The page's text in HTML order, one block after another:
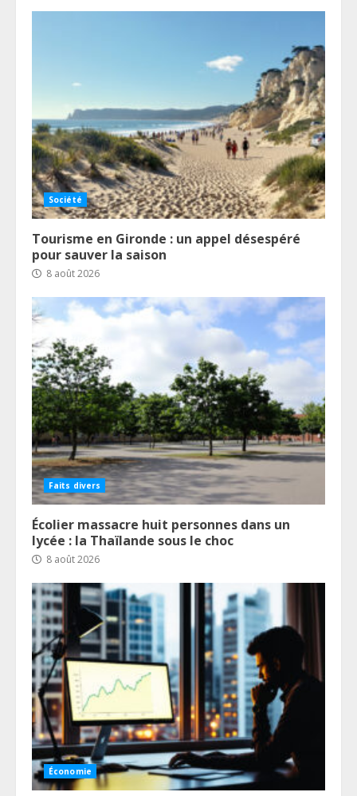
Société
Tourisme en Gironde : un appel désespéré
pour sauver la saison
8 août 2026
Faits divers
Écolier massacre huit personnes dans un
lycée : la Thaïlande sous le choc
8 août 2026
Économie